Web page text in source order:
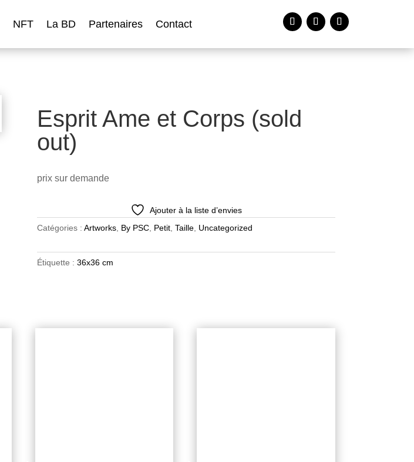
NFT La BD Partenaires Contact
Esprit Ame et Corps (sold
out)
prix sur demande
Ajouter à la liste d’envies
Catégories : Artworks, By PSC, Petit, Taille, Uncategorized
Étiquette : 36x36 cm